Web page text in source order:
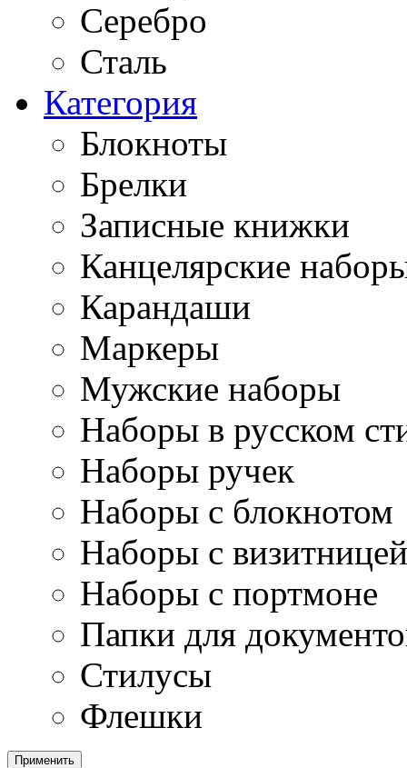
Серебро
Сталь
Категория
Блокноты
Брелки
Записные книжки
Канцелярские
Карандаши
Маркеры
Мужские наборы
Наборы в русском
Наборы ручек
Наборы с блокнотом
Наборы с визитницей
Наборы с портмоне
Папки для
Стилусы
Флешки
Применить